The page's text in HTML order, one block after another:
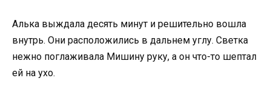
Алька выждала десять минут и решительно вошла
внутрь. Они расположились в дальнем углу. Светка
нежно поглаживала Мишину руку, а он что-то шептал
ей на ухо.